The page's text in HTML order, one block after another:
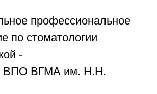
профессиональное
по стоматологии
-
ВГМА им. Н.Н.